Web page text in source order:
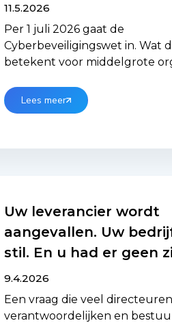
11.5.2026
Per 1 juli 2026 gaat de
Cyberbeveiligingswet in. Wat
betekent voor middelgrote
feitelijk overzicht.
Lees meer
Uw leverancier wordt
aangevallen. Uw
stil. En u had er geen
9.4.2026
Een vraag die veel
verantwoordelijken en